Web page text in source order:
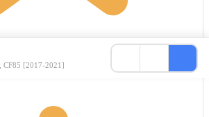
CF85 [2017-2021]